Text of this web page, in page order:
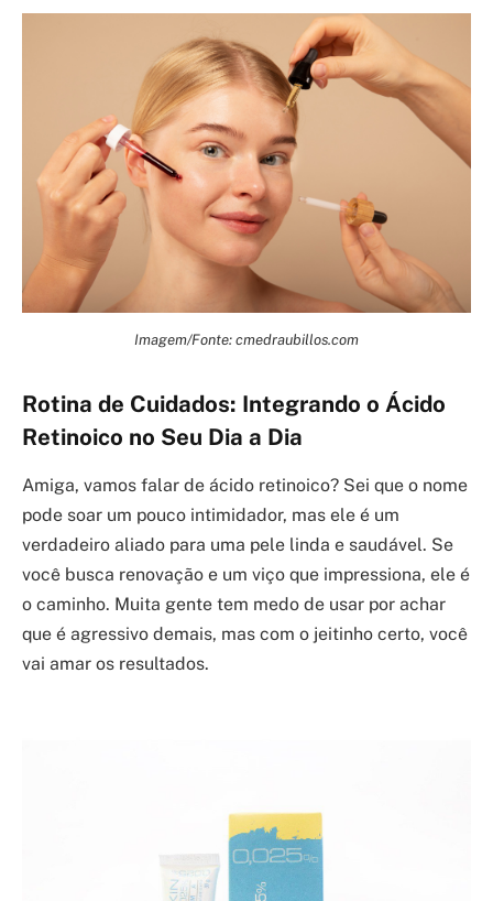
Imagem/Fonte: cmedraubillos.com
Rotina de Cuidados: Integrando o Ácido
Retinoico no Seu Dia a Dia
Amiga, vamos falar de ácido retinoico? Sei que o nome
pode soar um pouco intimidador, mas ele é um
verdadeiro aliado para uma pele linda e saudável. Se
você busca renovação e um viço que impressiona, ele é
o caminho. Muita gente tem medo de usar por achar
que é agressivo demais, mas com o jeitinho certo, você
vai amar os resultados.